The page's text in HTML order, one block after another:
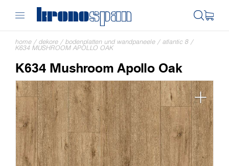
home / dekore / bodenplatten und wandpaneele / atlantic 8 /
K634 MUSHROOM APOLLO OAK
K634 Mushroom Apollo Oak